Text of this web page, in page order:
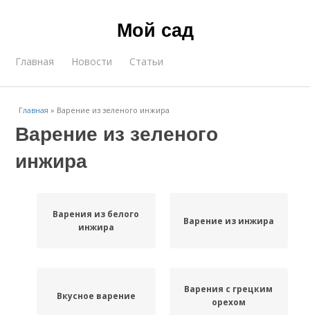
Мой сад
Главная Новости Статьи
Главная » Варение из зеленого инжира
Варение из зеленого
инжира
Варения из белого
инжира
Варение из инжира
Вкусное варение
Варения с грецким
орехом